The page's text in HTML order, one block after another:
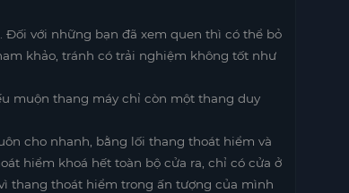
Đối với những bạn đã xem quen thì có thể bỏ
khảo, tránh có trải nghiệm không tốt như
muộn thang máy chỉ còn một thang duy
cho nhanh, bằng lối thang thoát hiểm và
hiểm khoá hết toàn bộ cửa ra, chỉ có cửa ở
thang thoát hiểm trong ấn tượng của mình